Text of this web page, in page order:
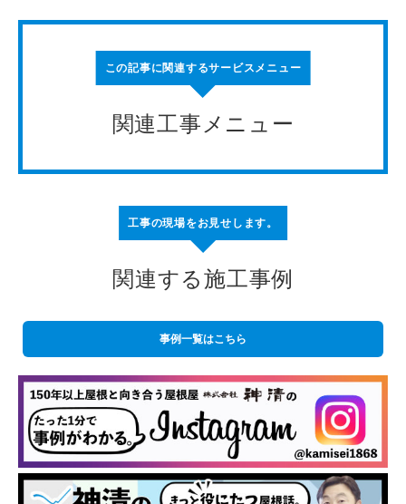
この記事に関連するサービスメニュー
関連工事メニュー
工事の現場をお見せします。
関連する施工事例
事例一覧はこちら